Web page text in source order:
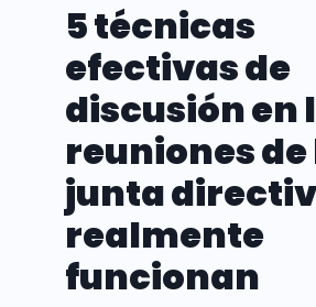
5 técnicas
efectivas de
discusión en
reuniones de
junta
realmente
funcionan